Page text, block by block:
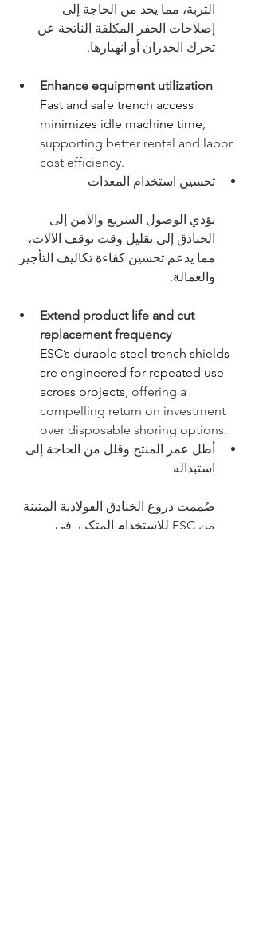
التربة، مما يحد من الحاجة إلى
إصلاحات الحفر المكلفة الناتجة عن
تحرك الجدران أو انهيارها.
Enhance equipment utilization
Fast and safe trench access
minimizes idle machine time
supporting better rental and labor
cost efficiency.
تحسين استخدام المعدات
يؤدي الوصول السريع والآمن إلى
الخنادق إلى تقليل وقت توقف الآلات،
مما يدعم تحسين كفاءة تكاليف التأجير
والعمالة.
Extend product life and cut
replacement frequency
ESC’s durable steel trench shields
are engineered for repeated use
across projects , offering a
compelling return on investment
over disposable shoring options.
أطل عمر المنتج وقلل من الحاجة إلى
استبداله
صُممت دروع الخنادق الفولاذية المتينة
من ESC للاستخدام المتكرر في